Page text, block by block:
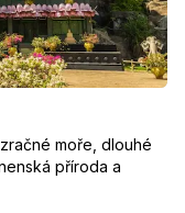
moře, dlouhé
příroda a